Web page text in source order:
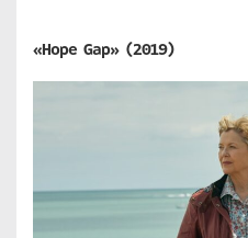
«Hope Gap» (2019)